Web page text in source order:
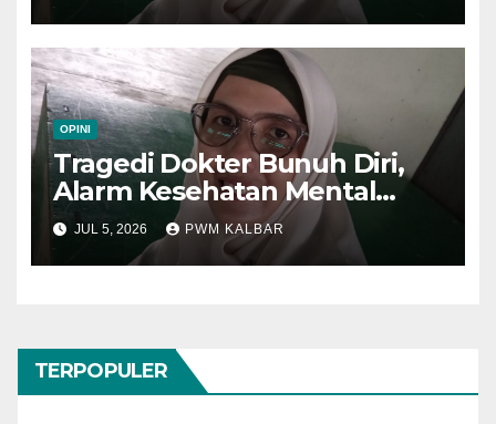
OPINI
Tragedi Dokter Bunuh Diri,
Alarm Kesehatan Mental
Tenaga Medis
JUL 5, 2026 PWM KALBAR
TERPOPULER